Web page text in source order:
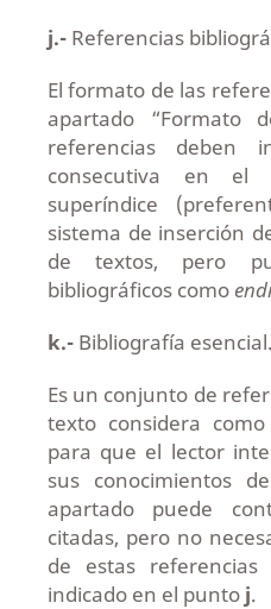
j.-Referencias
El formato de las
apartado “Formato
referencias deben
consecutiva en el
superíndice
sistema de inserción
de textos, pero
bibliográficos como
k.-Bibliografía esencial.
Es un conjunto de
texto considera
para que el lector
sus conocimientos
apartado puede
citadas, pero no
de estas
indicado en el punto j.